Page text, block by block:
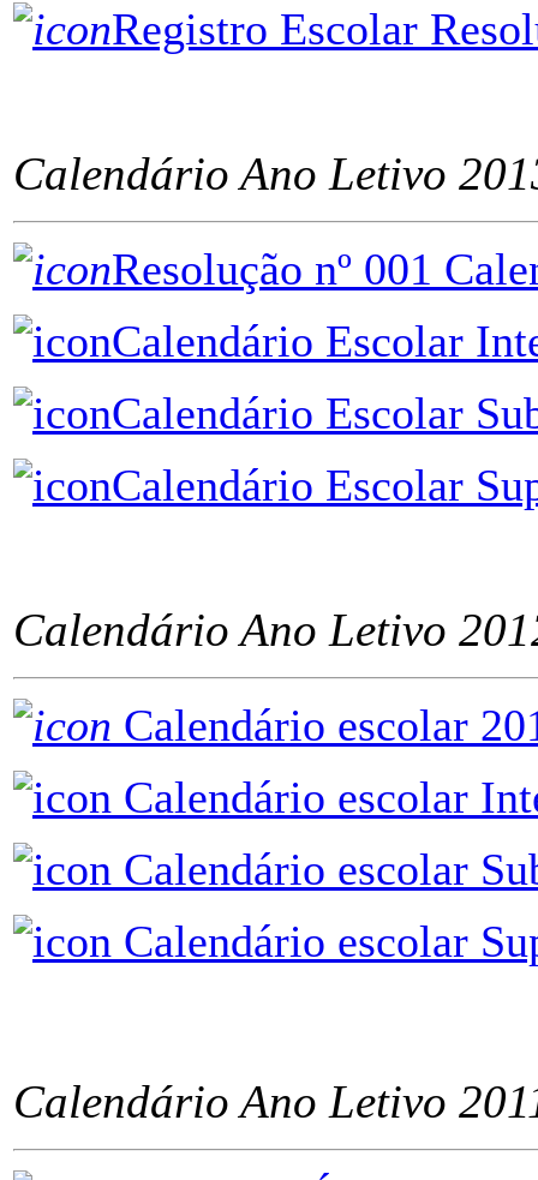
Registro Escolar
Calendário Ano Letivo
Resolução nº 001
Calendário Escolar
Calendário Escolar
Calendário Escolar
Calendário Ano Letivo
Calendário escolar
Calendário escolar
Calendário escolar
Calendário escolar
Calendário Ano Letivo